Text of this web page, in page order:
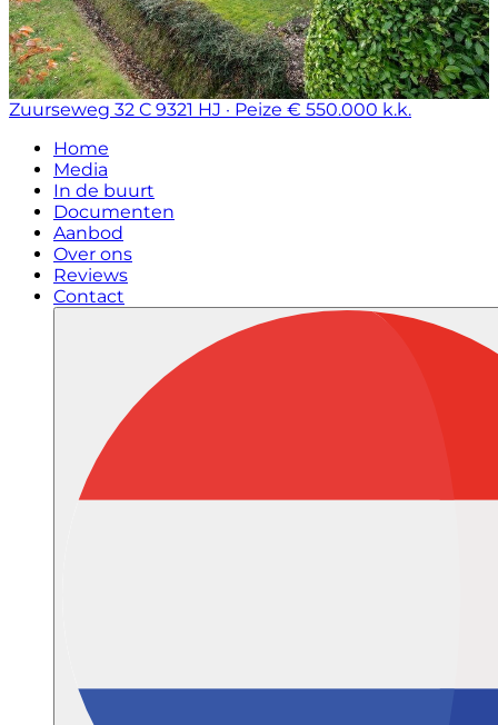
Zuurseweg 32 C 9321 HJ · Peize € 550.000 k.k.
Home
Media
In de buurt
Documenten
Aanbod
Over ons
Reviews
Contact